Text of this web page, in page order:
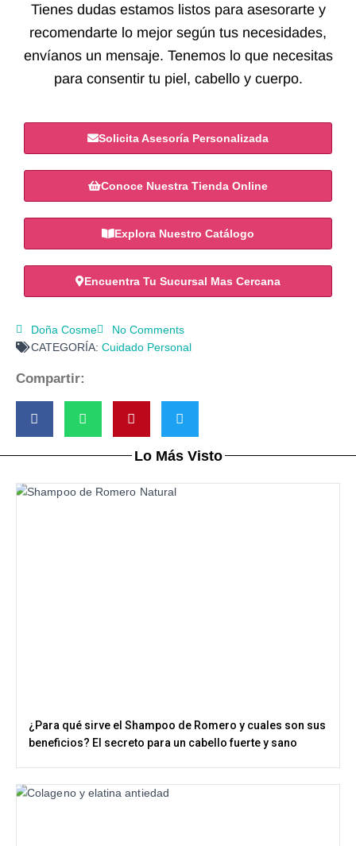
Tienes dudas estamos listos para asesorarte y
recomendarte lo mejor según tus necesidades,
envíanos un mensaje. Tenemos lo que necesitas
para consentir tu piel, cabello y cuerpo.
Solicita Asesoría Personalizada
Conoce Nuestra Tienda Online
Explora Nuestro Catálogo
Encuentra Tu Sucursal Mas Cercana
Doña Cosme
No Comments
CATEGORÍA: Cuidado Personal
Compartir:
Lo Más Visto
¿Para qué sirve el Shampoo de Romero y cuales son sus
beneficios? El secreto para un cabello fuerte y sano